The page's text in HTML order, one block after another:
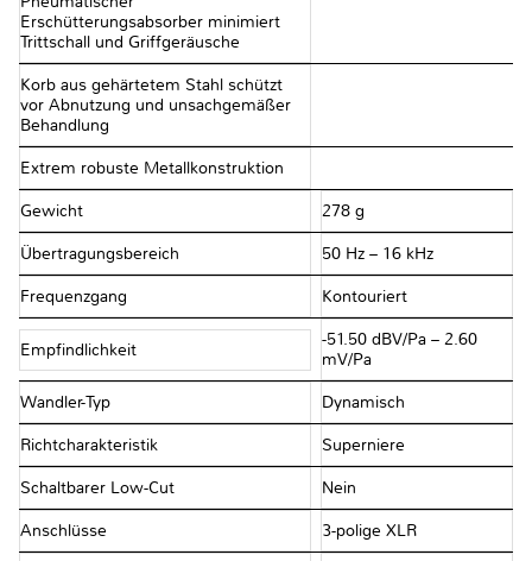
Erschütterungsabsorber minimiert
Trittschall und Griffgeräusche
Korb aus gehärtetem Stahl schützt
vor Abnutzung und unsachgemäßer
Behandlung
Extrem robuste Metallkonstruktion
Gewicht 278 g
Übertragungsbereich 50 Hz – 16 kHz
Frequenzgang Kontouriert
Empfindlichkeit
-51.50 dBV/Pa – 2.60
mV/Pa
Wandler-Typ Dynamisch
Richtcharakteristik Superniere
Schaltbarer Low-Cut Nein
Anschlüsse 3-polige XLR